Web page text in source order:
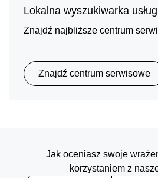
Lokalna wyszukiwarka usług
Znajdź najbliższe centrum
Znajdź centrum serwisowe
Jak oceniasz swoje
korzystaniem z